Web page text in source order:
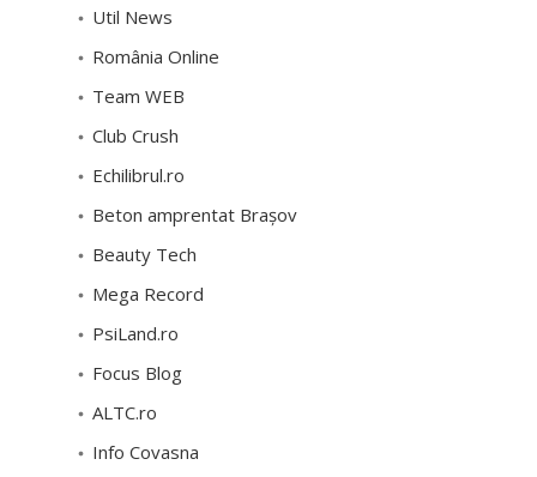
Util News
România Online
Team WEB
Club Crush
Echilibrul.ro
Beton amprentat Brașov
Beauty Tech
Mega Record
PsiLand.ro
Focus Blog
ALTC.ro
Info Covasna